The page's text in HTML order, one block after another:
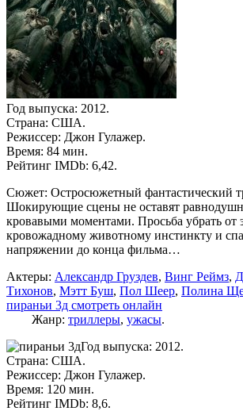
Год выпуска: 2012.
Страна: США.
Режиссер: Джон Гулажер.
Время: 84 мин.
Рейтинг IMDb: 6,42.
Сюжет: Остросюжетный фантастический
Шокирующие сцены не оставят
кровавыми моментами. Просьба убрать от
кровожадному животному инстинкту и
напряжении до конца фильма…
Актеры: Александр Груздев, Винг Реймз,
Тихонов, Мэтт Буш, Пол Шеер, Полина
пираньи 3д смотреть онлайн
Жанр: триллеры, ужасы.
Год выпуска: 2012.
Страна: США.
Режиссер: Джон Гулажер.
Время: 120 мин.
Рейтинг IMDb: 8,6.